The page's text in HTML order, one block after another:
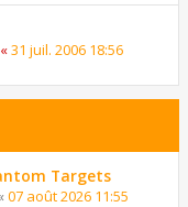
«31 juil. 2006 18:56
Targets
07 août 2026 11:55